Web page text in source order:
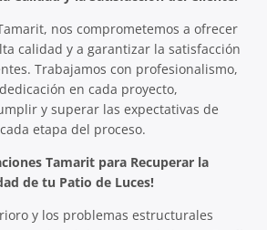
nos comprometemos a ofrecer
calidad y a garantizar la satisfacción
Trabajamos con profesionalismo,
en cada proyecto,
y superar las expectativas de
etapa del proceso.
Tamarit para Recuperar la
de tu Patio de Luces!
y los problemas estructurales